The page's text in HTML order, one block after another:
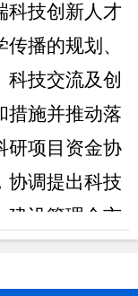
科技创新人才
播的规划、
技交流及创
措施并推动落
研项目资金协
协调提出科技
建设管理全市
曲科技监督评